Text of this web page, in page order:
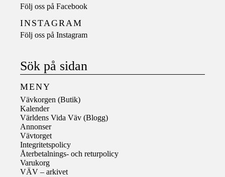
Följ oss på Facebook
INSTAGRAM
Följ oss på Instagram
Sök på sidan
MENY
Vävkorgen (Butik)
Kalender
Världens Vida Väv (Blogg)
Annonser
Vävtorget
Integritetspolicy
Återbetalnings- och returpolicy
Varukorg
VÄV – arkivet